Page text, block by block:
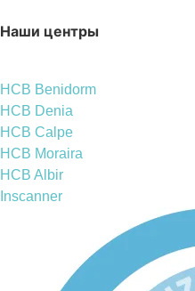
Наши центры
HCB Benidorm
HCB Denia
HCB Calpe
HCB Moraira
HCB Albir
Inscanner